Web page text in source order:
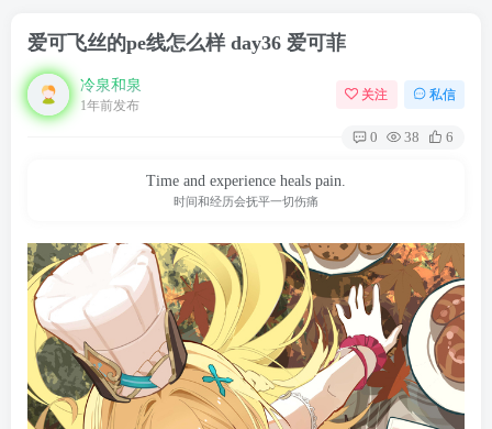
爱可飞丝的pe线怎么样 day36 爱可菲
冷泉和泉
1年前发布
关注 私信
0 38 6
Time and experience heals pain.
时间和经历会抚平一切伤痛